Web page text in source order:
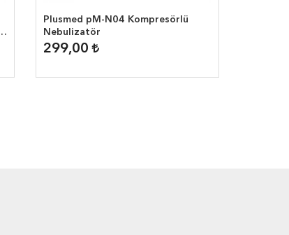
Plusmed pM-N04 Kompresörlü
Nebulizatör
299,00